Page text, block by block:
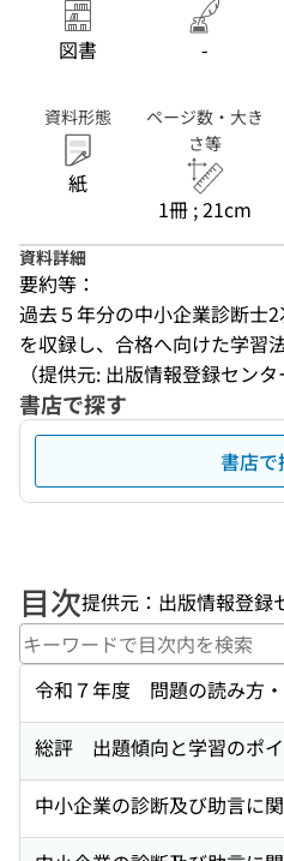
図書 -
資料形態
紙
ページ数・大き
さ等
1冊 ; 21cm
資料詳細
要約等：
過去５年分の中小企業診断士
を収録し、合格へ向けた学習
（提供元: 出版情報登録センタ
書店で探す
書店で
目次提供元：出版情報登録
令和７年度 問題の読み方
総評 出題傾向と学習のポ
中小企業の診断及び助言に